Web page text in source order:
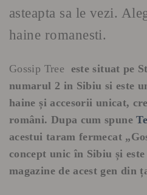
asteapta sa le vezi.
haine romanesti.
Gossip Tree este situat pe
numarul 2 in Sibiu si este
haine și accesorii unicat,
români. Dupa cum spune
acestui taram fermecat
concept unic în Sibiu și
magazine de acest gen din